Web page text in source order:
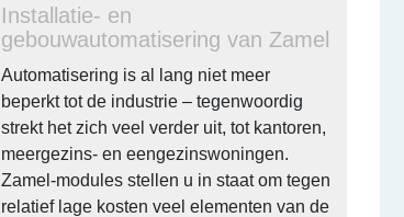
Installatie- en
gebouwautomatisering van Zamel
Automatisering is al lang niet meer
beperkt tot de industrie – tegenwoordig
strekt het zich veel verder uit, tot kantoren,
meergezins- en eengezinswoningen.
Zamel-modules stellen u in staat om tegen
relatief lage kosten veel elementen van de